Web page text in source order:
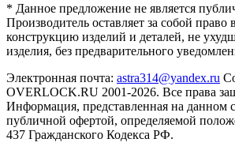
* Данное предложение не является
Производитель оставляет за собой право
конструкцию изделий и деталей, не
изделия, без предварительного
Электронная почта: astra314@yandex.ru
OVERLOCK.RU 2001-2026. Все права
Информация, представленная на данном
публичной офертой, определяемой
437 Гражданского Кодекса РФ.